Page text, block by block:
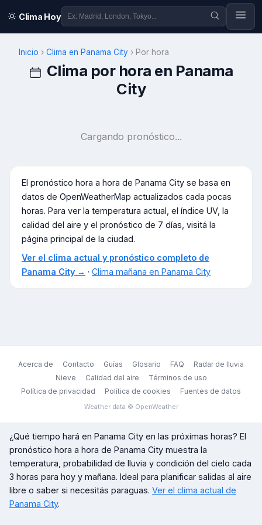
Clima Hoy
Inicio › Clima en Panama City › Por hora
Clima por hora en Panama
City
Cargando pronóstico...
El pronóstico hora a hora de Panama City se basa en
datos de OpenWeatherMap actualizados cada pocas
horas. Para ver la temperatura actual, el índice UV, la
calidad del aire y el pronóstico de 7 días, visitá la
página principal de la ciudad.
Ver el clima actual y pronóstico completo de
Panama City → · Clima mañana en Panama City
Acerca de Contacto Guías Glosario FAQ
Radar de lluvia
Nieve
Calidad del aire
Términos de uso
Política de privacidad
Política de cookies Fuentes de datos
Weather data © OpenWeather
¿Qué tiempo hará en Panama City en las próximas horas? El
pronóstico hora a hora de Panama City muestra la
temperatura, probabilidad de lluvia y condición del cielo cada
3 horas para hoy y mañana. Ideal para planificar salidas al aire
libre o saber si necesitás paraguas. Ver el clima actual de
Panama City.